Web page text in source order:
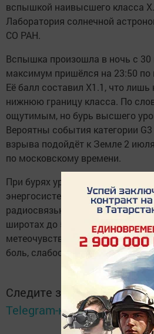
вспышкой наивысшего класса
Лаборатория солнечной
СО РАН.
Вспышка произошла в ночь с
максимум пришёлся на 23:50 по
Её балл составил X1.1, что
нижнюю границу класса. По
ощутимым, но бурь высшего
Вероятны события категории
взрыва подойдёт к Земле 2
по московскому времени.
При бурях уровня G3 возможны
энергосистемами, спутниковой
радиосвязью. Северные сияния
широтах до 50 градусов. Люди с
метеочувствительностью
боль, слабость и скачки
Следите за самым
Telegram-каналеТатмедиа